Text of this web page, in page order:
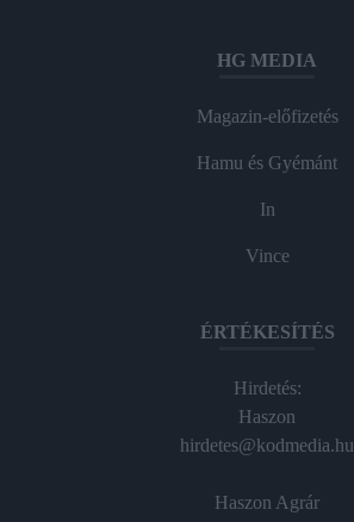
HG MEDIA
Magazin-előfizetés
Hamu és Gyémánt
In
Vince
ÉRTÉKESÍTÉS
Hirdetés:
Haszon
hirdetes@kodmedia.hu
Haszon Agrár